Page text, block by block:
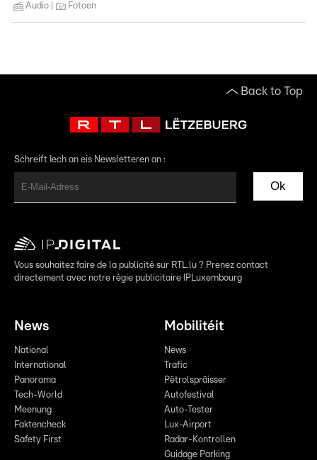
Audio Fotoen
Back to Top
Schreift Iech an eis Newsletteren an :
Ok
Vous souhaitez faire de la publicité sur RTL.lu ? Prenez contact
directement avec notre régie publicitaire IPLuxembourg
News
National
International
Panorama
Tech-World
Meenung
Faktencheck
Safety First
Mobilitéit
News
Trafic
Pëtrolspräisser
Autofestival
Auto-Tester
Lux-Airport
Radar-Kontrollen
Guidage Parking